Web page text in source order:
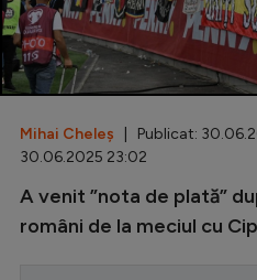
Fotbal feminin
Special
Diverse
Inedit
Mihai Cheleș | Publicat:
30.06.2025 23:02
A venit ”nota de plată”
români de la meciul cu